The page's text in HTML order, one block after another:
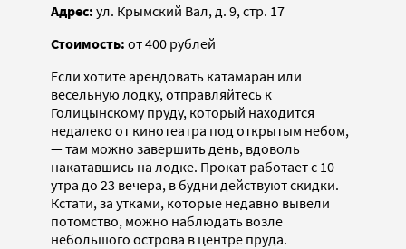
Адрес: ул. Крымский Вал, д. 9, стр. 17
Стоимость: от 400 рублей
Если хотите арендовать катамаран или
весельную лодку, отправляйтесь к
Голицынскому пруду, который находится
недалеко от кинотеатра под открытым небом,
— там можно завершить день, вдоволь
накатавшись на лодке. Прокат работает с 10
утра до 23 вечера, в будни действуют скидки.
Кстати, за утками, которые недавно вывели
потомство, можно наблюдать возле
небольшого острова в центре пруда.